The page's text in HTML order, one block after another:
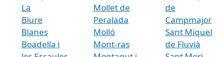
La
Biure
Blanes
Boadella i
Mollet de
Peralada
Molló
Mont-ras
de
Campmajor
Sant Miquel
de Fluvià